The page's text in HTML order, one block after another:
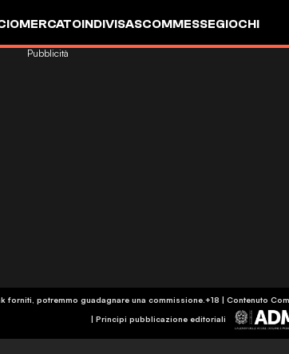
INDIVISASCOMMESSEGIOCHI
forniti, potremmo guadagnare una commissione. +18 | Contenuto
| Principi pubblicazione editoriali
Pubblicità